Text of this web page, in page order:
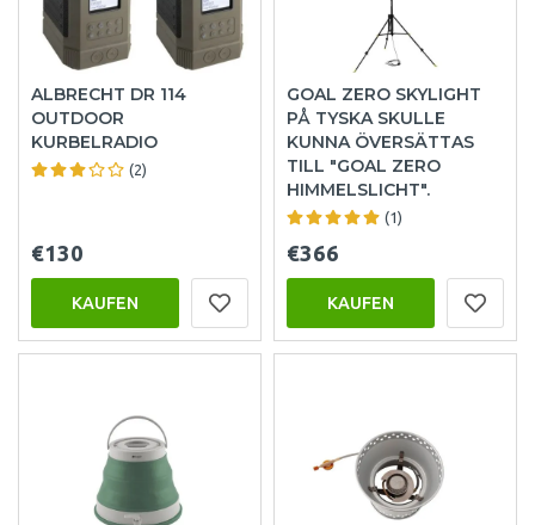
ALBRECHT DR 114
OUTDOOR
KURBELRADIO
(2)
€130
KAUFEN
GOAL ZERO SKYLIGHT
PÅ TYSKA SKULLE
KUNNA ÖVERSÄTTAS
TILL "GOAL ZERO
HIMMELSLICHT".
(1)
€366
KAUFEN